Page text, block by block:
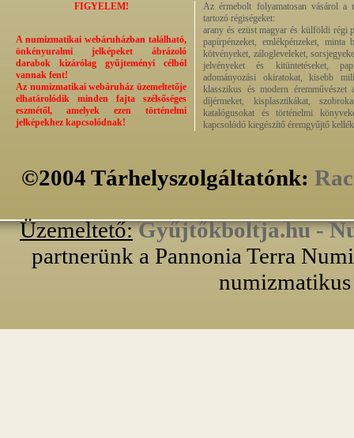
FIGYELEM!
A numizmatikai webáruházban található,
önkényuralmi jelképeket ábrázoló
darabok kizárólag gyűjteményi célból
vannak fent!
Az numizmatikai webáruház üzemeltetője
elhatárolódik minden fajta szélsőséges
eszmétől, amelyek ezen történelmi
jelképekhez kapcsolódnak!
Az érmebolt folyamatosan vásárol a
tartozó régiségeket:
arany és ezüst magyar és külföldi régi
papírpénzeket, emlékpénzeket, minta
kötvényeket, zálogleveleket,
jelvényeket és kitüntetéseket,
adományozási okiratokat, kisebb
klasszikus és modern éremművészet
díjérmeket, kisplasztikákat,
katalógusokat és történelmi
kapcsolódó kiegészítő éremgyűjtő
©2004 Tárhelyszolgáltatónk:
Üzemeltető: Gyűjtőkboltja.hu -
partnerünk a Pannonia Terra
numizmatikus